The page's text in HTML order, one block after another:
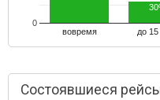
вовремя до 15
0
Состоявшиеся